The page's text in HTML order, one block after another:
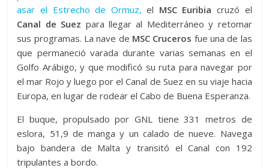
asar el Estrecho de Ormuz, el MSC Euribia cruzó el
Canal de Suez para llegar al Mediterráneo y retomar
sus programas. La nave de MSC Cruceros fue una de las
que permaneció varada durante varias semanas en el
Golfo Arábigo, y que modificó su ruta para navegar por
el mar Rojo y luego por el Canal de Suez en su viaje hacia
Europa, en lugar de rodear el Cabo de Buena Esperanza.
El buque, propulsado por GNL tiene 331 metros de
eslora, 51,9 de manga y un calado de nueve. Navega
bajo bandera de Malta y transitó el Canal con 192
tripulantes a bordo.